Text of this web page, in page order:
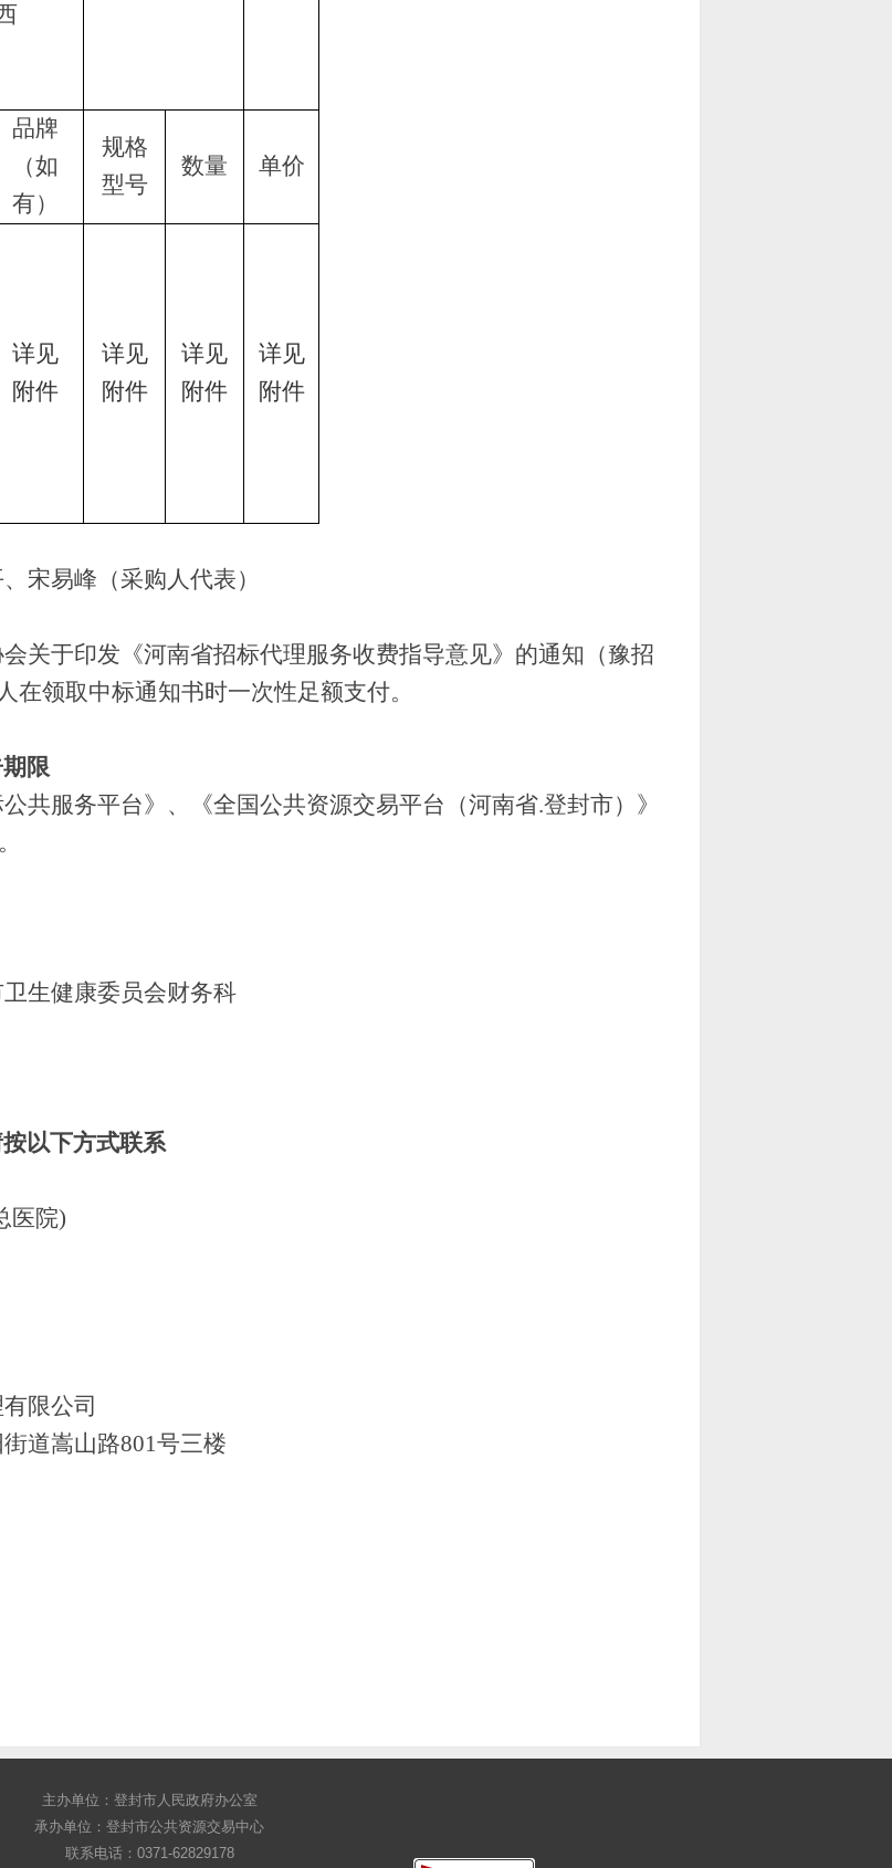
品牌
（如
有）
规格
型号
数量 单价
详见
附件
详见
附件
详见
附件
详见
附件
宋易峰（采购人代表）
关于印发《河南省招标代理服务收费指导意见》的通知（豫招
在领取中标通知书时一次性足额支付。
限
共服务平台》、《全国公共资源交易平台（河南省.登封市）》
生健康委员会财务科
以下方式联系
医院)
限公司
道嵩山路801号三楼
主办单位：登封市人民政府办公室
承办单位：登封市公共资源交易中心
联系电话：0371-62829178